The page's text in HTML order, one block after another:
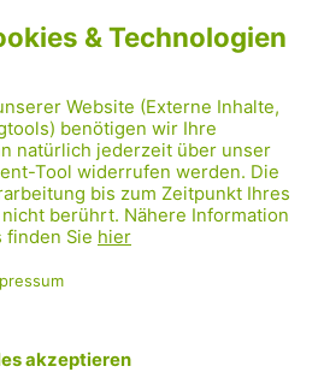
PRESSE
RADRETTUNG
NIGHTSKATING
NETIQUETTE